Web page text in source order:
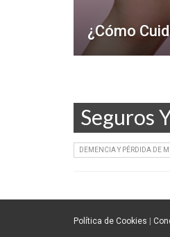
¿Cómo
Seguros
DEMENCIA Y PÉRDIDA DE
Política de Cookies |